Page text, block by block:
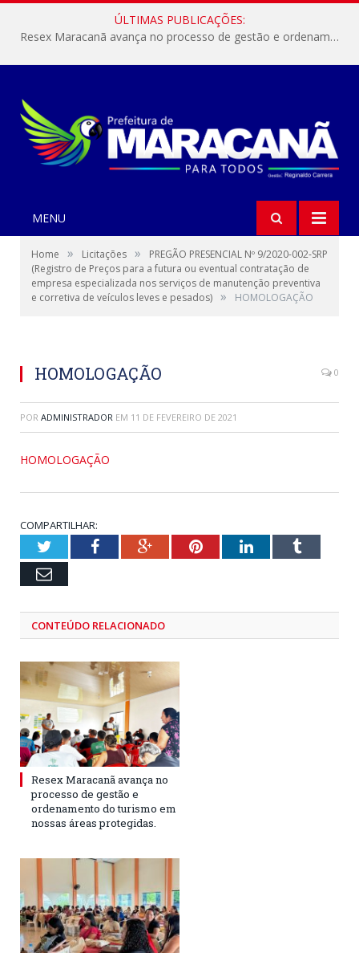
ÚLTIMAS PUBLICAÇÕES:
Resex Maracanã avança no processo de gestão e ordenamento do turismo em nossas áreas protegidas.
MENU
Home » Licitações »
PREGÃO PRESENCIAL Nº 9/2020-002-SRP
(Registro de Preços para a futura ou eventual contratação de
empresa especializada nos serviços de manutenção preventiva
e corretiva de veículos leves e pesados) » HOMOLOGAÇÃO
HOMOLOGAÇÃO 0
POR ADMINISTRADOR EM 11 DE FEVEREIRO DE 2021
HOMOLOGAÇÃO
COMPARTILHAR:
TwitterFacebookGoogle+PinterestLinkedInTumblr
Email
CONTEÚDO RELACIONADO
Resex Maracanã avança no
processo de gestão e
ordenamento do turismo em
nossas áreas protegidas.